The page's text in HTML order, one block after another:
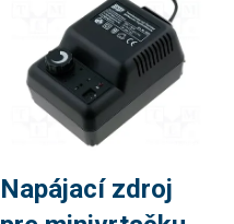
Napájací zdroj